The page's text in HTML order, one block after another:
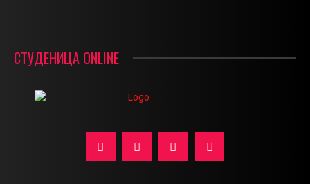
СТУДЕНИЦА ONLINE